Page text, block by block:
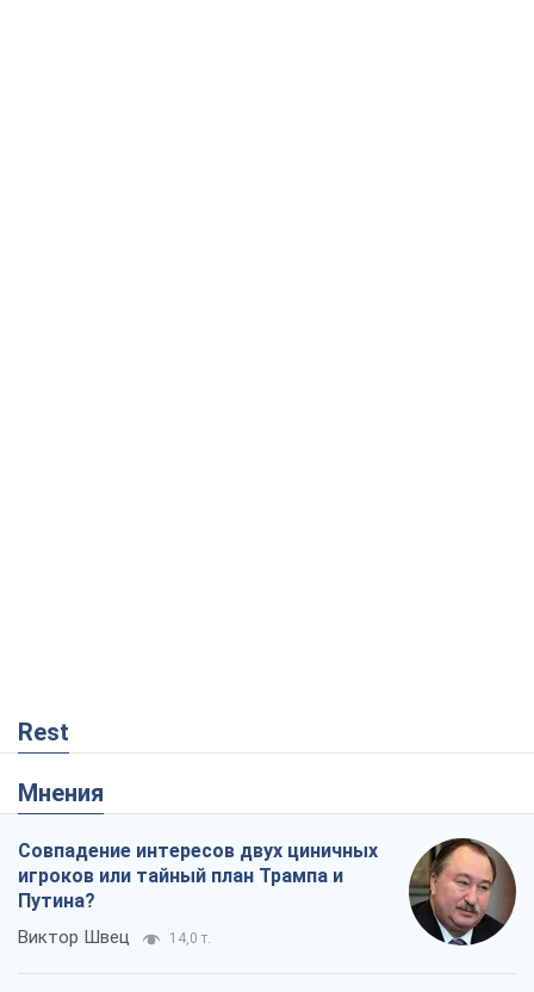
Rest
Мнения
Совпадение интересов двух циничных
игроков или тайный план Трампа и
Путина?
Виктор Швец 14,0 т.